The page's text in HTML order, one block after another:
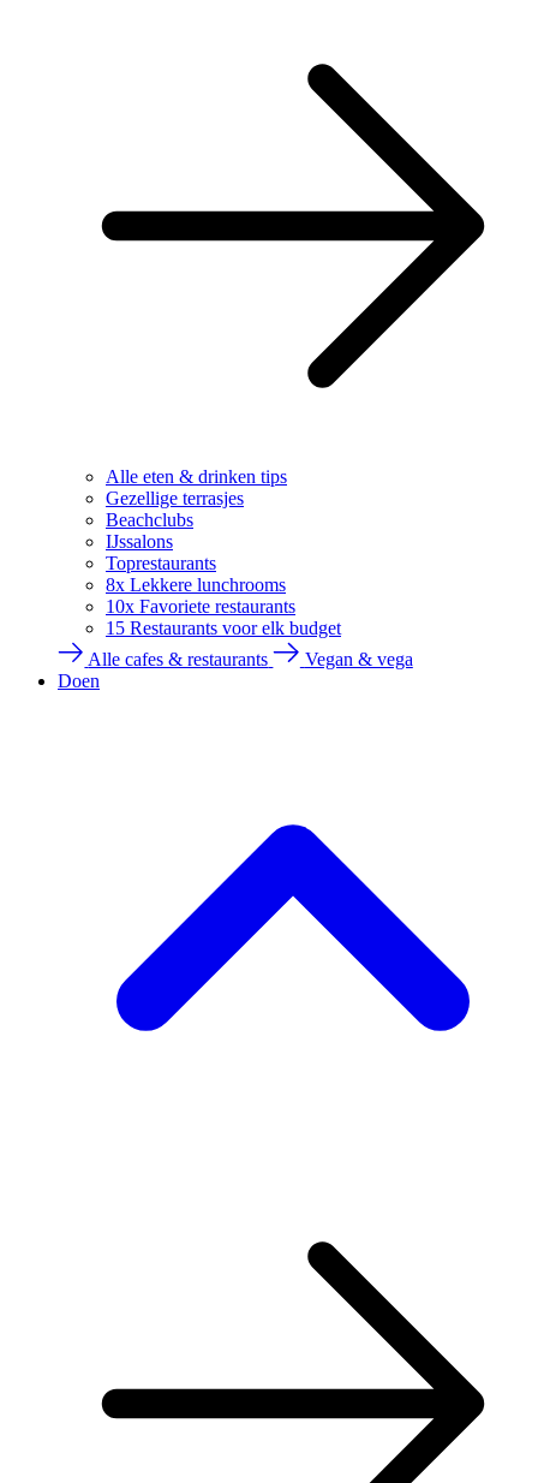
Alle eten & drinken tips
Gezellige terrasjes
Beachclubs
IJssalons
Toprestaurants
8x Lekkere lunchrooms
10x Favoriete restaurants
15 Restaurants voor elk budget
Alle cafes & restaurants
Vegan & vega
Doen